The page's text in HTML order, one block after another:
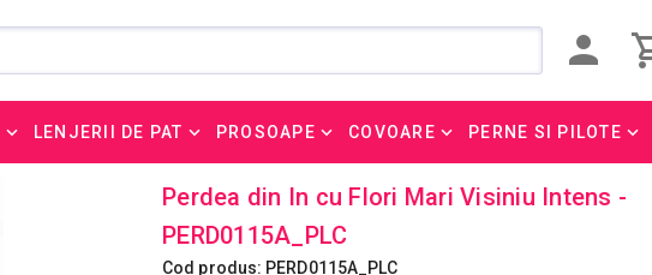
LENJERII DE PAT PROSOAPE COVOARE PERNE SI PILOTE
Perdea din In cu Flori Mari Visiniu Intens -
PERD0115A_PLC
Cod produs: PERD0115A_PLC